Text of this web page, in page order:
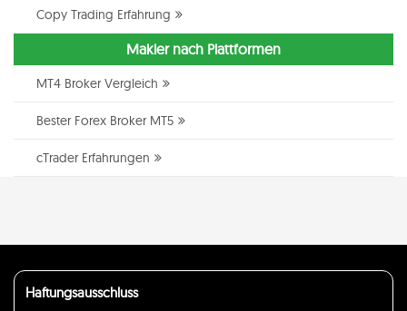
Copy Trading Erfahrung
Makler nach Plattformen
MT4 Broker Vergleich
Bester Forex Broker MT5
cTrader Erfahrungen
Haftungsausschluss